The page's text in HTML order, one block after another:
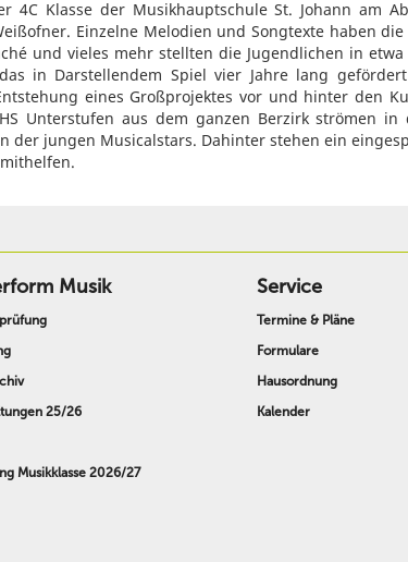
4C Klasse der Musikhauptschule St. Johann am
Einzelne Melodien und Songtexte haben
und vieles mehr stellten die Jugendlichen in
in Darstellendem Spiel vier Jahre lang
eines Großprojektes vor und hinter den
Unterstufen aus dem ganzen Berzirk strömen
der jungen Musicalstars. Dahinter stehen ein
Musik
25/26
Musikklasse 2026/27
Service
Termine & Pläne
Formulare
Hausordnung
Kalender